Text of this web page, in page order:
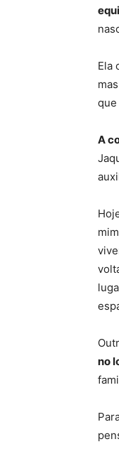
Ela
que
A
no